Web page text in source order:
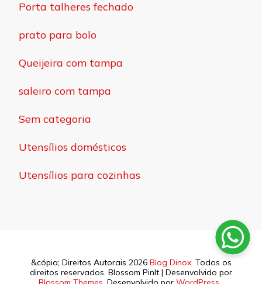
Porta talheres fechado
prato para bolo
Queijeira com tampa
saleiro com tampa
Sem categoria
Utensílios domésticos
Utensílios para cozinhas
&cópia; Direitos Autorais 2026 Blog Dinox. Todos os
direitos reservados. Blossom PinIt | Desenvolvido por